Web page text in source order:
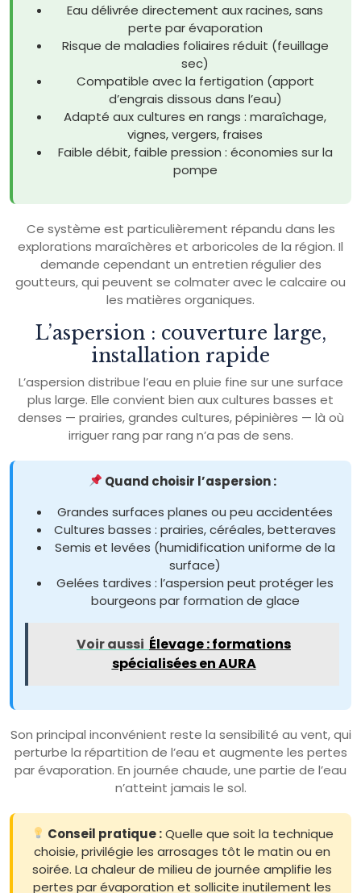
Eau délivrée directement aux racines, sans
perte par évaporation
Risque de maladies foliaires réduit (feuillage
sec)
Compatible avec la fertigation (apport
d’engrais dissous dans l’eau)
Adapté aux cultures en rangs : maraîchage,
vignes, vergers, fraises
Faible débit, faible pression : économies sur la
pompe
Ce système est particulièrement répandu dans les
explorations maraîchères et arboricoles de la région. Il
demande cependant un entretien régulier des
goutteurs, qui peuvent se colmater avec le calcaire ou
les matières organiques.
L’aspersion : couverture large,
installation rapide
L’aspersion distribue l’eau en pluie fine sur une surface
plus large. Elle convient bien aux cultures basses et
denses — prairies, grandes cultures, pépinières — là où
irriguer rang par rang n’a pas de sens.
Quand choisir l’aspersion :
Grandes surfaces planes ou peu accidentées
Cultures basses : prairies, céréales, betteraves
Semis et levées (humidification uniforme de la
surface)
Gelées tardives : l’aspersion peut protéger les
bourgeons par formation de glace
Voir aussi Élevage : formations
spécialisées en AURA
Son principal inconvénient reste la sensibilité au vent, qui
perturbe la répartition de l’eau et augmente les pertes
par évaporation. En journée chaude, une partie de l’eau
n’atteint jamais le sol.
Conseil pratique :Quelle que soit la technique
choisie, privilégie les arrosages tôt le matin ou en
soirée. La chaleur de milieu de journée amplifie les
pertes par évaporation et sollicite inutilement les